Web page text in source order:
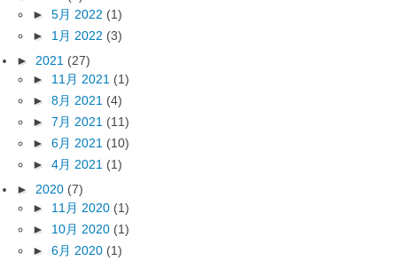
► 5月 2022 (1)
► 1月 2022 (3)
► 2021 (27)
► 11月 2021 (1)
► 8月 2021 (4)
► 7月 2021 (11)
► 6月 2021 (10)
► 4月 2021 (1)
► 2020 (7)
► 11月 2020 (1)
► 10月 2020 (1)
► 6月 2020 (1)